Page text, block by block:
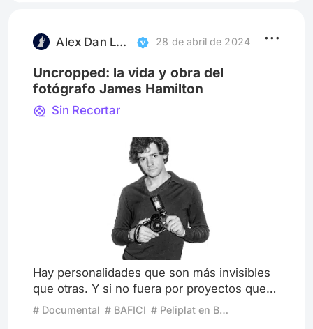
todas las personas que llenaron la sala d
Alex Dan Leibovich | Erramundos 28 de abril de 2024
Uncropped: la vida y obra del
fotógrafo James Hamilton
Sin Recortar
Hay personalidades que son más invisibles
que otras. Y si no fuera por proyectos que
buscan reconocerlos y darles su merecida
# Documental # BAFICI # Peliplat en BAFICI